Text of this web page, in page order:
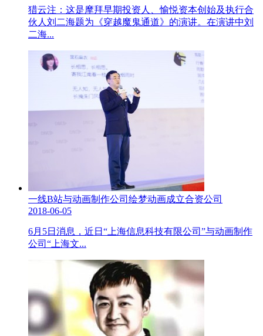
猎云注：这是摩拜早期投资人、愉悦资本创始及执行合
伙人刘二海题为《穿越魔鬼通道》的演讲。在演讲中刘
二海...
一线B站与动画制作公司绘梦动画成立合资公司
2018-06-05
6月5日消息，近日“上海信息科技有限公司”与动画制作
公司“上海文...